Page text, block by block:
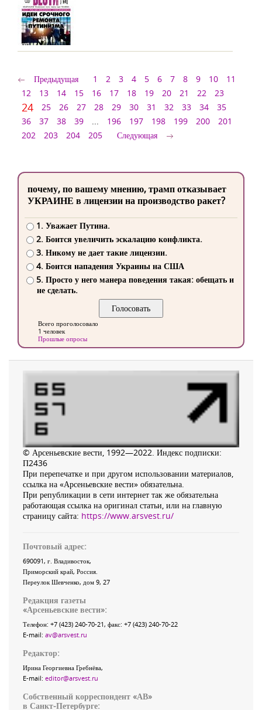
Предыдущая 1 2 3 4 5 6 7 8 9 10
11
12
13 14 15 16 17 18 19 20 21 22 23
24 25 26 27 28 29 30 31 32 33 34
35
36
37 38 39 ... 196 197 198 199 200
201
202
203 204 205 Следующая
почему, по вашему мнению, трамп отказывает
УКРАИНЕ в лицензии на производство ракет?
1. Уважает Путина.
2. Боится увеличить эскалацию конфликта.
3. Никому не дает такие лицензии.
4. Боится нападения Украины на США
5. Просто у него манера поведения такая: обещать и
не сделать.
Всего проголосовало
1 человек
Прошлые опросы
© Арсеньевские вести, 1992—2022. Индекс подписки:
П2436
При перепечатке и при другом использовании материалов,
ссылка на «Арсеньевские вести» обязательна.
При републикации в сети интернет так же обязательна
работающая ссылка на оригинал статьи, или на главную
страницу сайта: https://www.arsvest.ru/
Почтовый адрес:
690091, г. Владивосток,
Приморский край, Россия
Переулок Шевченко, дом 9, 27
Редакция газеты
«Арсеньевские вести»:
Телефон: +7 (423) 240-70-21, факс: +7 (423) 240-70-22
E-mail: av@arsvest.ru
Редактор:
Ирина Георгиевна Гребнёва,
E-mail: editor@arsvest.ru
Собственный корреспондент «АВ»
в Санкт-Петербурге: